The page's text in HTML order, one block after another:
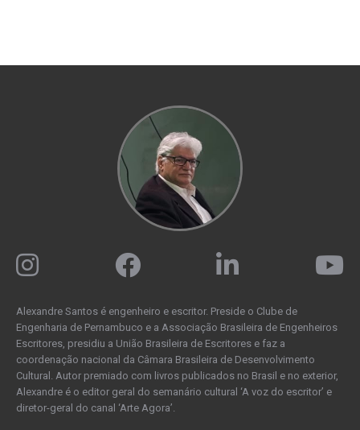
Alexandre Santos é engenheiro e escritor. Preside o Clube de
Engenharia de Pernambuco e a Associação Brasileira de Engenheiros
Escritores, presidiu a União Brasileira de Escritores e faz a
coordenação nacional da Câmara Brasileira de Desenvolvimento
Cultural. Autor premiado com livros publicados no Brasil e no exterior,
Alexandre é o editor geral do semanário cultural ‘A voz do escritor’ e
diretor-geral do canal ‘Arte Agora’.